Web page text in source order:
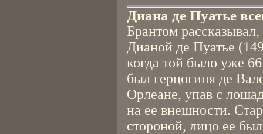
Диана де Пуатье
Брантом
Дианой де Пуатье
когда той было уже
был герцогиня де
Орлеане, упав с
на ее внешности.
стороной, лицо ее